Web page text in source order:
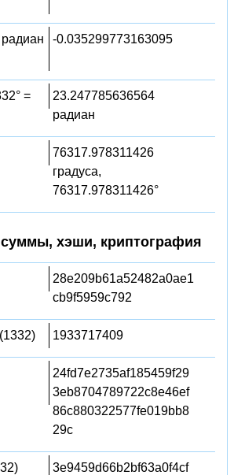
-0.035299773163095
=
23.247785636564
радиан
76317.978311426
градуса,
76317.978311426°
хэши, криптография
28e209b61a52482a0ae1
cb9f5959c792
1933717409
24fd7e2735af185459f29
3eb8704789722c8e46ef
86c880322577fe019bb8
29c
3e9459d66b2bf63a0f4cf